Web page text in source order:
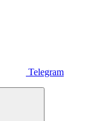
Telegram